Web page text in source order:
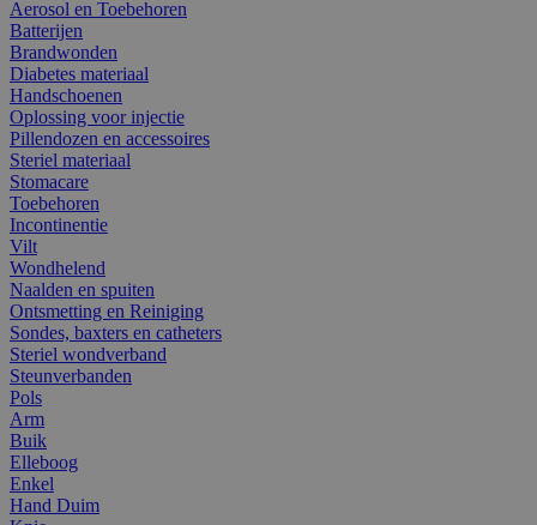
Aerosol en Toebehoren
Batterijen
Brandwonden
Diabetes materiaal
Handschoenen
Oplossing voor injectie
Pillendozen en accessoires
Steriel materiaal
Stomacare
Toebehoren
Incontinentie
Vilt
Wondhelend
Naalden en spuiten
Ontsmetting en Reiniging
Sondes, baxters en catheters
Steriel wondverband
Steunverbanden
Pols
Arm
Buik
Elleboog
Enkel
Hand Duim